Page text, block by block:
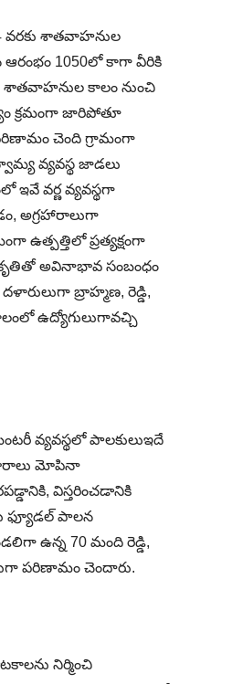
వరకు శాతవాహనుల
ఆరంభం 1050లో కాగా వీరికి
శాతవాహనుల కాలం నుంచి
క్రమంగా జారిపోతూ
పరిణామం చెంది గ్రామంగా
వ్యవస్థ జాడలు
ఇవే వర్ణ వ్యవస్థగా
అగ్రహారాలుగా
ఉత్పత్తిలో ప్రత్యక్షంగా
అవినాభావ సంబంధం
బ్రాహ్మణ, రెడ్డి,
ఉద్యోగులుగావచ్చి
వ్యవస్థలో పాలకులుఇదే
భారాలు మోపినా
విస్తరించడానికి
ఫ్యూడల్ పాలన
ఉన్న 70 మంది రెడ్డి,
పరిణామం చెందారు.
నిర్మించి